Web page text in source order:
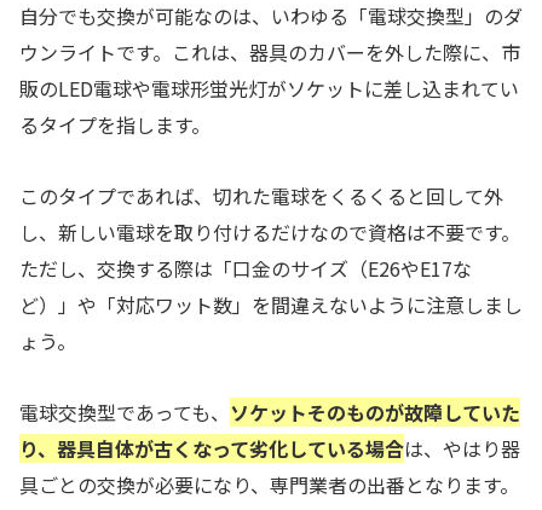
自分でも交換が可能なのは、いわゆる「電球交換型」のダ
ウンライトです。これは、器具のカバーを外した際に、市
販のLED電球や電球形蛍光灯がソケットに差し込まれてい
るタイプを指します。
このタイプであれば、切れた電球をくるくると回して外
し、新しい電球を取り付けるだけなので資格は不要です。
ただし、交換する際は「口金のサイズ（E26やE17な
ど）」や「対応ワット数」を間違えないように注意しまし
ょう。
電球交換型であっても、 ソケットそのものが故障していた
り、器具自体が古くなって劣化している場合は、やはり器
具ごとの交換が必要になり、専門業者の出番となります。